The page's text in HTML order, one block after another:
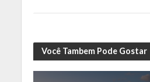
Você Tambem Pode Gostar